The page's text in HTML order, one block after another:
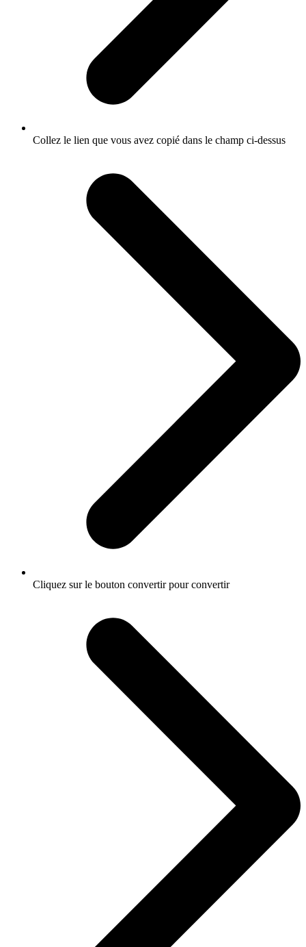
Collez le lien que vous avez copié dans le champ ci-dessus
Cliquez sur le bouton convertir pour convertir